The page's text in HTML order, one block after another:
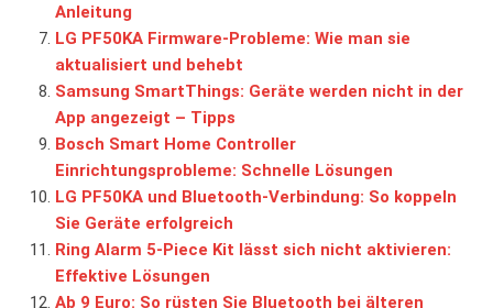
Anleitung
LG PF50KA Firmware-Probleme: Wie man sie
aktualisiert und behebt
Samsung SmartThings: Geräte werden nicht in der
App angezeigt – Tipps
Bosch Smart Home Controller
Einrichtungsprobleme: Schnelle Lösungen
LG PF50KA und Bluetooth-Verbindung: So koppeln
Sie Geräte erfolgreich
Ring Alarm 5-Piece Kit lässt sich nicht aktivieren:
Effektive Lösungen
Ab 9 Euro: So rüsten Sie Bluetooth bei älteren